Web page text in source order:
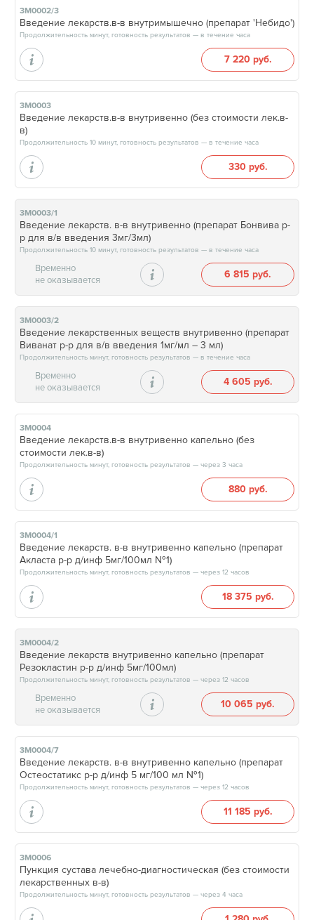
3М0002/3
Введение лекарств.в-в внутримышечно (препарат 'Небидо')
Продолжительность минут, готовность результатов — в течение часа
7 220 руб.
3М0003
Введение лекарств.в-в внутривенно (без стоимости лек.в-
в)
Продолжительность 10 минут, готовность результатов — в течение часа
330 руб.
3М0003/1
Введение лекарств. в-в внутривенно (препарат Бонвива р-
р для в/в введения 3мг/3мл)
Продолжительность 10 минут, готовность результатов — в течение часа
Временно
не оказывается
6 815 руб.
3М0003/2
Введение лекарственных веществ внутривенно (препарат
Виванат р-р для в/в введения 1мг/мл – 3 мл)
Продолжительность минут, готовность результатов — в течение часа
Временно
не оказывается
4 605 руб.
3М0004
Введение лекарств.в-в внутривенно капельно (без
стоимости лек.в-в)
Продолжительность минут, готовность результатов — через 3 часа
880 руб.
3М0004/1
Введение лекарств. в-в внутривенно капельно (препарат
Акласта р-р д/инф 5мг/100мл №1)
Продолжительность минут, готовность результатов — через 12 часов
18 375 руб.
3М0004/2
Введение лекарств внутривенно капельно (препарат
Резокластин р-р д/инф 5мг/100мл)
Продолжительность минут, готовность результатов — через 12 часов
Временно
не оказывается
10 065 руб.
3М0004/7
Введение лекарств. в-в внутривенно капельно (препарат
Остеостатикс р-р д/инф 5 мг/100 мл №1)
Продолжительность минут, готовность результатов — через 12 часов
11 185 руб.
3М0006
Пункция сустава лечебно-диагностическая (без стоимости
лекарственных в-в)
Продолжительность минут, готовность результатов — через 4 часа